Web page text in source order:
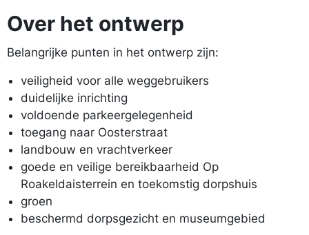
Over het ontwerp
Belangrijke punten in het ontwerp zijn:
veiligheid voor alle weggebruikers
duidelijke inrichting
voldoende parkeergelegenheid
toegang naar Oosterstraat
landbouw en vrachtverkeer
goede en veilige bereikbaarheid Op
Roakeldaisterrein en toekomstig dorpshuis
groen
beschermd dorpsgezicht en museumgebied